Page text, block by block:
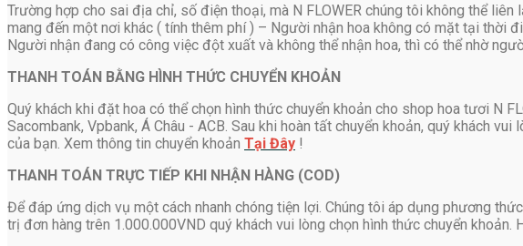
Trường hợp cho sai địa chỉ, số điện thoại, mà N FLOWER chúng tôi không thể
mang đến một nơi khác ( tính thêm phí ) – Người nhận hoa không có mặt tại thời
Người nhận đang có công việc đột xuất và không thể nhận hoa, thì có thể nhờ
THANH TOÁN BẰNG HÌNH THỨC CHUYỂN KHOẢN
Quý khách khi đặt hoa có thể chọn hình thức chuyển khoản cho shop hoa tươi N
Sacombank, Vpbank, Á Châu - ACB. Sau khi hoàn tất chuyển khoản, quý khách
của bạn. Xem thông tin chuyển khoản Tại Đây !
THANH TOÁN TRỰC TIẾP KHI NHẬN HÀNG (COD)
Để đáp ứng dịch vụ một cách nhanh chóng tiện lợi. Chúng tôi áp dụng phương
trị đơn hàng trên 1.000.000VND quý khách vui lòng chọn hình thức chuyển